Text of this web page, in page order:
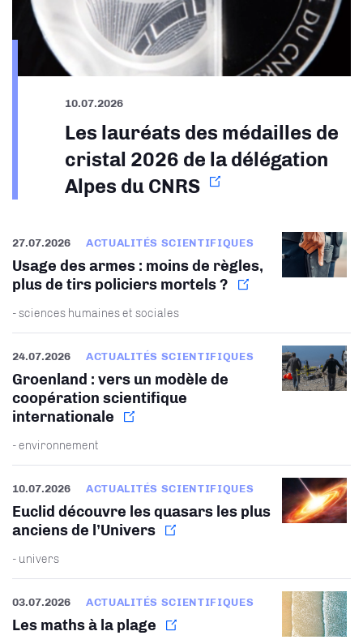
10.07.2026
Les lauréats des médailles de
cristal 2026 de la délégation
Alpes du CNRS
27.07.2026 ACTUALITÉS SCIENTIFIQUES
Usage des armes : moins de règles,
plus de tirs policiers mortels ?
- sciences humaines et sociales
24.07.2026 ACTUALITÉS SCIENTIFIQUES
Groenland : vers un modèle de
coopération scientifique
internationale
- environnement
10.07.2026 ACTUALITÉS SCIENTIFIQUES
Euclid découvre les quasars les plus
anciens de l’Univers
- univers
03.07.2026 ACTUALITÉS SCIENTIFIQUES
Les maths à la plage